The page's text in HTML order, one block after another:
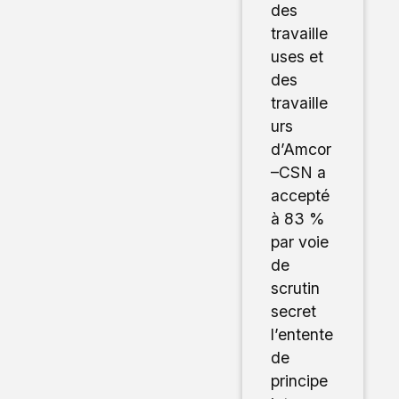
des
travaille
uses et
des
travaille
urs
d’Amcor
–CSN a
accepté
à 83 %
par voie
de
scrutin
secret
l’entente
de
principe